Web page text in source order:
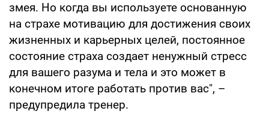
змея. Но когда вы используете основанную
на страхе мотивацию для достижения своих
жизненных и карьерных целей, постоянное
состояние страха создает ненужный стресс
для вашего разума и тела и это может в
конечном итоге работать против вас", –
предупредила тренер.